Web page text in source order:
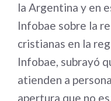
la Argentina y en
Infobae sobre la
cristianas en la
Infobae, subrayó
atienden a
apertura que no